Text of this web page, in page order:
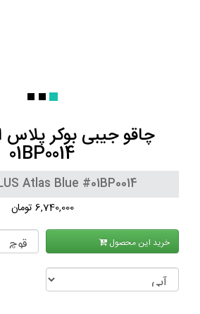
چاقو جیبی بوکر
01BP0014
Atlas Blue #01BP0014
6,740,000 تومان
خرید این محصول